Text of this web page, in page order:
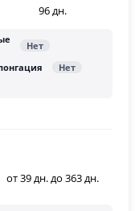
96 дн.
от 39 дн. до 363 дн.